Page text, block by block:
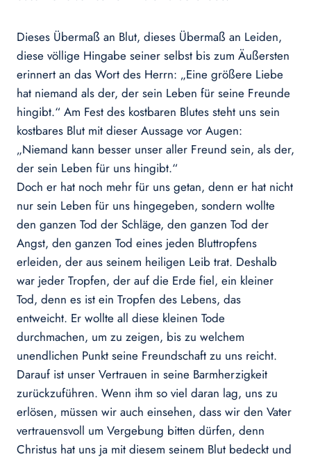
Dieses Übermaß an Blut, dieses Übermaß an Leiden,
diese völlige Hingabe seiner selbst bis zum Äußersten
erinnert an das Wort des Herrn: „Eine größere Liebe
hat niemand als der, der sein Leben für seine Freunde
hingibt.“ Am Fest des kostbaren Blutes steht uns sein
kostbares Blut mit dieser Aussage vor Augen:
„Niemand kann besser unser aller Freund sein, als der,
der sein Leben für uns hingibt.“
Doch er hat noch mehr für uns getan, denn er hat nicht
nur sein Leben für uns hingegeben, sondern wollte
den ganzen Tod der Schläge, den ganzen Tod der
Angst, den ganzen Tod eines jeden Bluttropfens
erleiden, der aus seinem heiligen Leib trat. Deshalb
war jeder Tropfen, der auf die Erde fiel, ein kleiner
Tod, denn es ist ein Tropfen des Lebens, das
entweicht. Er wollte all diese kleinen Tode
durchmachen, um zu zeigen, bis zu welchem
unendlichen Punkt seine Freundschaft zu uns reicht.
Darauf ist unser Vertrauen in seine Barmherzigkeit
zurückzuführen. Wenn ihm so viel daran lag, uns zu
erlösen, müssen wir auch einsehen, dass wir den Vater
vertrauensvoll um Vergebung bitten dürfen, denn
Christus hat uns ja mit diesem seinem Blut bedeckt und